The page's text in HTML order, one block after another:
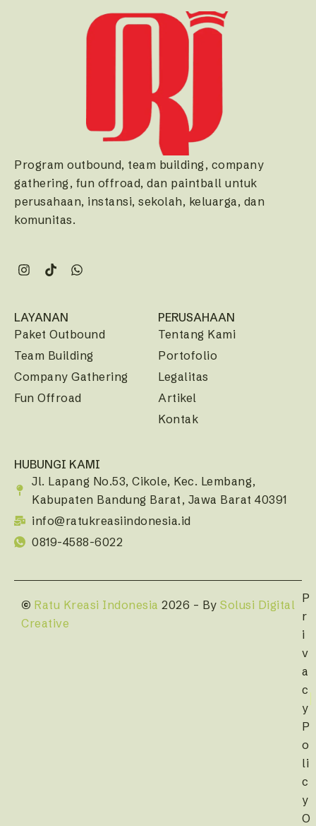
Program outbound, team building, company
gathering, fun offroad, dan paintball untuk
perusahaan, instansi, sekolah, keluarga, dan
komunitas.
LAYANAN
Paket Outbound
Team Building
Company Gathering
Fun Offroad
PERUSAHAAN
Tentang Kami
Portofolio
Legalitas
Artikel
Kontak
HUBUNGI KAMI
Jl. Lapang No.53, Cikole, Kec. Lembang,
Kabupaten Bandung Barat, Jawa Barat 40391
info@ratukreasiindonesia.id
0819-4588-6022
© Ratu Kreasi Indonesia 2026 – By Solusi Digital
Creative
P
r
i
v
a
c
y
P
o
li
c
y
O